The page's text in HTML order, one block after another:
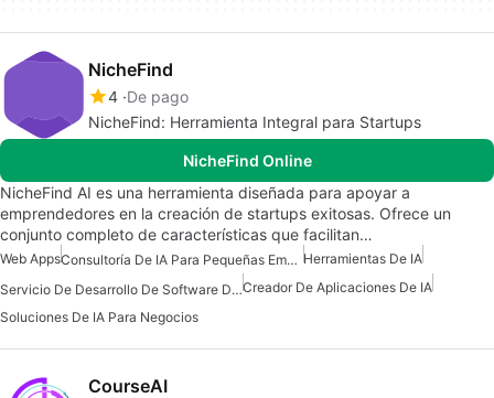
NicheFind
4 De pago
NicheFind: Herramienta Integral para Startups
NicheFind Online
NicheFind AI es una herramienta diseñada para apoyar a
emprendedores en la creación de startups exitosas. Ofrece un
conjunto completo de características que facilitan…
Web Apps Consultoría De IA Para Pequeñas Empresas Herramientas De IA
Servicio De Desarrollo De Software De IACreador De Aplicaciones De IA
Soluciones De IA Para Negocios
CourseAI